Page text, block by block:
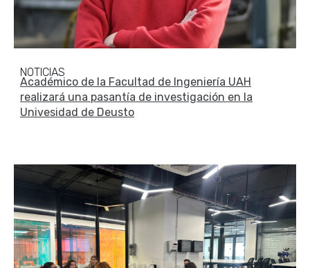
NOTICIAS
Académico de la Facultad de Ingeniería UAH
realizará una pasantía de investigación en la
Univesidad de Deusto